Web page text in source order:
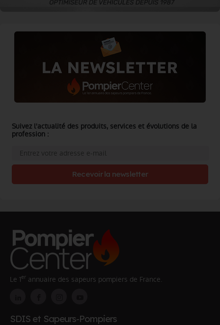
Suivez l'actualité des produits, services et évolutions de la
profession :
Recevoir la newsletter
Le 1er annuaire des sapeurs pompiers de France.
SDIS et Sapeurs-Pompiers